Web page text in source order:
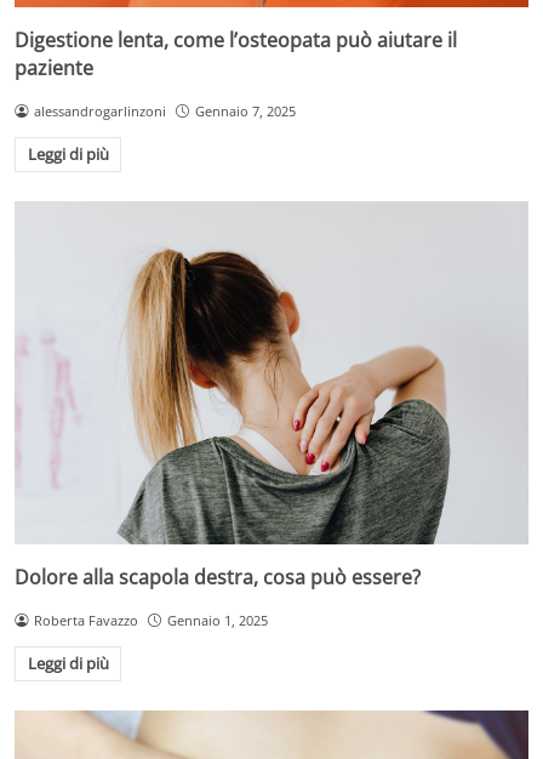
Digestione lenta, come l’osteopata può aiutare il
paziente
alessandrogarlinzoni Gennaio 7, 2025
Leggi di più
Dolore alla scapola destra, cosa può essere?
Roberta Favazzo Gennaio 1, 2025
Leggi di più